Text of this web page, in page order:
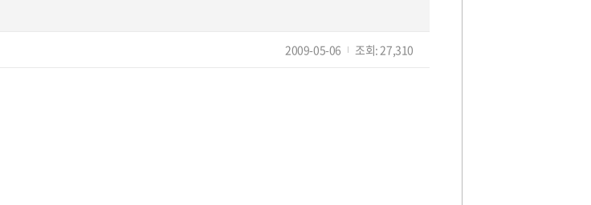
작
성
2009-05-06 조회: 27,310